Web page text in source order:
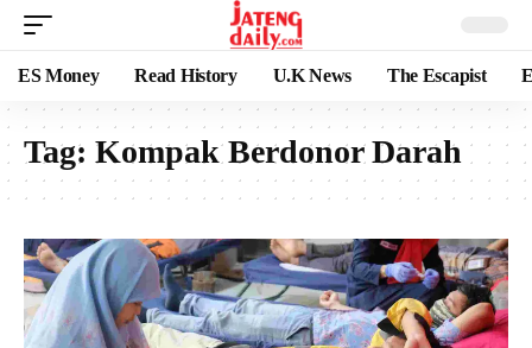
ES Money Read History U.K News The Escapist
Tag: Kompak Berdonor Darah